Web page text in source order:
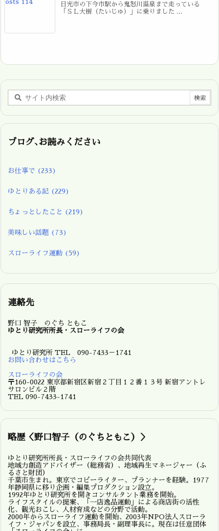
日光市の下今市駅から鬼怒川温泉まで走っている
「ＳＬ大樹（たいじゅ）」に乗りました ...
ブログ､お読みください
お仕事で (233)
ゆとりある記 (229)
ちょっとしたこと (219)
美味しい話題 (73)
スローライフ運動 (59)
連絡先
野口 智子 のぐち ともこ
ゆとり研究所所長・スローライフの会
ゆとり研究所 TEL 090-7433－1741
お問い合わせはこちら
スローライフの会
〒160-0022 東京都新宿区新宿２丁目１２番１３号 新宿アントレ
サロンビル２階
TEL 090-7433-1741
略歴＜野口智子（のぐちともこ）＞
ゆとり研究所所長・スローライフの会共同代表
地域力創造アドバイザー（総務省）、地域再生マネージャー（ふ
るさと財団）
千葉市生まれ。東京でコピーライター、プランナーを経験。1977
年静岡県に移り企画・編集プロダクション設立。
1992年ゆとり研究所を開きコンサルタント業務を開始。
ライフスタイルの提案、「一店逸品運動」による商店街の活性
化、観光おこし、人材育成などの分野で活動。
2000年からスローライフ運動を開始、2003年NPO法人スローラ
イフ・ジャパンを設立、事務局長・副理事長に。現在は任意団体